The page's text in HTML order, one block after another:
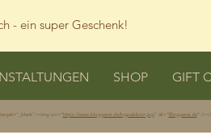
- ein super Geschenk!
SHOP GIFT
src=" https://www.bloggerei.de/bgpublicon.jpg" alt="Bloggerei.de" /></